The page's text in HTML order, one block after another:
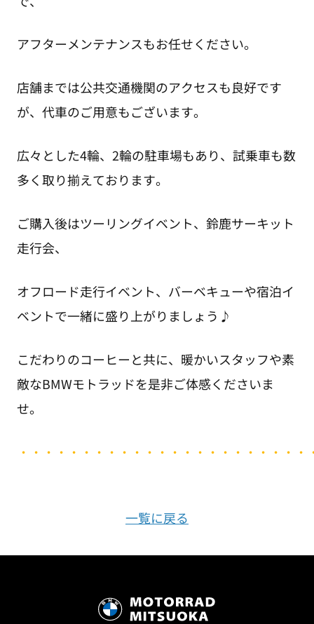
アフターメンテナンスもお任せください。
店舗までは公共交通機関のアクセスも良好です
が、代車のご用意もございます。
広々とした4輪、2輪の駐車場もあり、試乗車も数
多く取り揃えております。
ご購入後はツーリングイベント、鈴鹿サーキット
走行会、
オフロード走行イベント、バーベキューや宿泊イ
ベントで一緒に盛り上がりましょう♪
こだわりのコーヒーと共に、暖かいスタッフや素
敵なBMWモトラッドを是非ご体感くださいま
せ。
・・・・・・・・・・・・・・・・・・・・・・
一覧に戻る